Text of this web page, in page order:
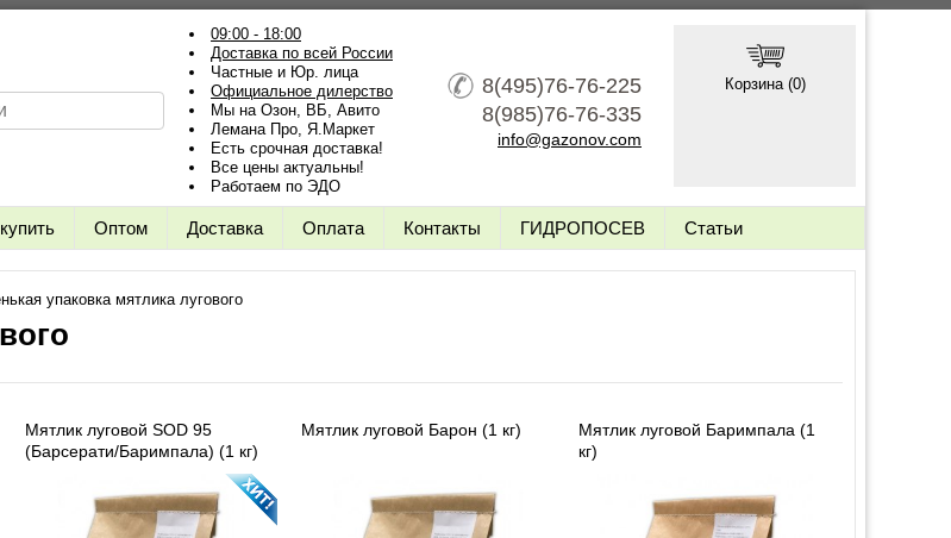
09:00 - 18:00
Доставка по всей России
Частные и Юр. лица
Официальное дилерство
Мы на Озон, ВБ, Авито
Лемана Про, Я.Маркет
Есть срочная доставка!
Все цены актуальны!
Работаем по ЭДО
8(495)76-76-225
8(985)76-76-335
info@gazonov.com
Корзина (0)
Оптом Доставка Оплата Контакты ГИДРОПОСЕВ Статьи
упаковка мятлика лугового
Мятлик луговой SOD 95
(Барсерати/Баримпала) (1 кг)
Мятлик луговой Барон (1 кг)
Мятлик луговой Баримпала (1
кг)